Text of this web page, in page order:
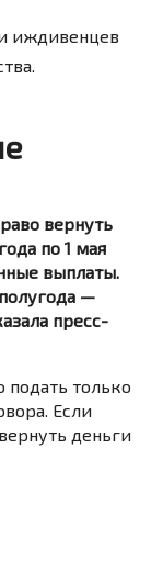
иждивенцев
вернуть
по 1 мая
выплаты.
—
пресс-
только
Если
деньги